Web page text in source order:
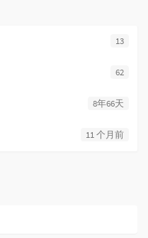
13
62
8年66天
11 个月前